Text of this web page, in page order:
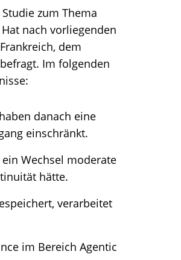
zum Thema
nach vorliegenden
dem
Im folgenden
danach eine
einschränkt.
Wechsel moderate
hätte.
verarbeitet
im Bereich Agentic